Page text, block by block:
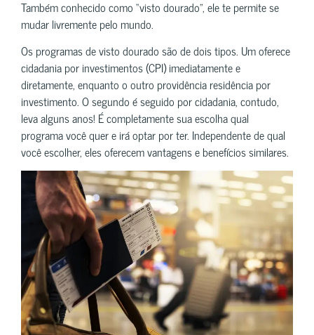
Também conhecido como “visto dourado”, ele te permite se
mudar livremente pelo mundo.
Os programas de visto dourado são de dois tipos. Um oferece
cidadania por investimentos (CPI) imediatamente e
diretamente, enquanto o outro providência residência por
investimento. O segundo é seguido por cidadania, contudo,
leva alguns anos! É completamente sua escolha qual
programa você quer e irá optar por ter. Independente de qual
você escolher, eles oferecem vantagens e benefícios similares.